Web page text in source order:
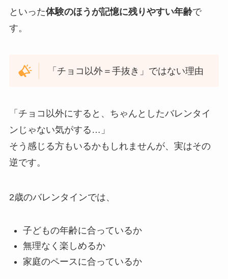
といった体験のほうが記憶に残りやすい年齢で
す。
「チョコ以外＝手抜き」ではない理由
「チョコ以外にすると、ちゃんとしたバレンタイ
ンじゃない気がする…」
そう感じる方もいるかもしれませんが、実はその
逆です。
2歳のバレンタインでは、
子どもの年齢に合っているか
無理なく楽しめるか
家庭のペースに合っているか